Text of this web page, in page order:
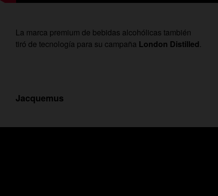
La marca premium de bebidas alcohólicas también
tiró de tecnología para su campaña London Distilled.
Jacquemus